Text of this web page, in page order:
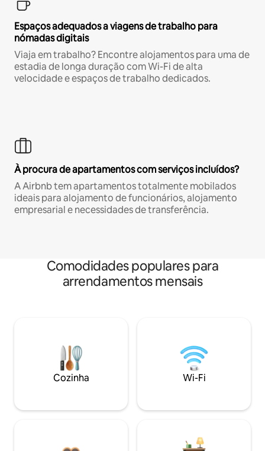
Espaços adequados a viagens de trabalho para
nómadas digitais
Viaja em trabalho? Encontre alojamentos para uma de
estadia de longa duração com Wi-Fi de alta
velocidade e espaços de trabalho dedicados.
À procura de apartamentos com serviços incluídos?
A Airbnb tem apartamentos totalmente mobilados
ideais para alojamento de funcionários, alojamento
empresarial e necessidades de transferência.
Comodidades populares para
arrendamentos mensais
Cozinha Wi-Fi